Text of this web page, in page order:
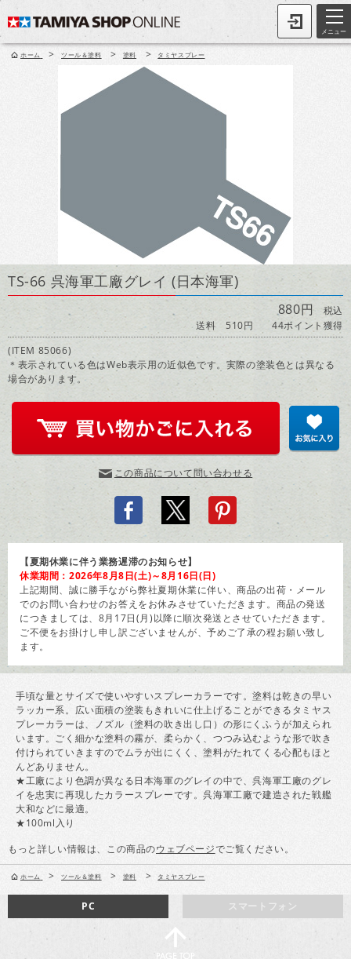
メニュー
ホーム > ツール＆塗料 > 塗料 > タミヤスプレー
TS-66 呉海軍工廠グレイ (日本海軍)
880円 税込
送料 510円
44ポイント獲得
(ITEM 85066)
＊表示されている色はWeb表示用の近似色です。実際の塗装色とは異なる
場合があります。
この商品について問い合わせる
【夏期休業に伴う業務遅滞のお知らせ】
休業期間：2026年8月8日(土)～8月16日(日)
上記期間、誠に勝手ながら弊社夏期休業に伴い、商品の出荷・メール
でのお問い合わせのお答えをお休みさせていただきます。商品の発送
につきましては、8月17日(月)以降に順次発送とさせていただきます。
ご不便をお掛けし申し訳ございませんが、予めご了承の程お願い致し
ます。
手頃な量とサイズで使いやすいスプレーカラーです。塗料は乾きの早い
ラッカー系。広い面積の塗装もきれいに仕上げることができるタミヤス
プレーカラーは、ノズル（塗料の吹き出し口）の形にくふうが加えられ
います。ごく細かな塗料の霧が、柔らかく、つつみ込むような形で吹き
付けられていきますのでムラが出にくく、塗料がたれてくる心配もほと
んどありません。
★工廠により色調が異なる日本海軍のグレイの中で、呉海軍工廠のグレ
イを忠実に再現したカラースプレーです。呉海軍工廠で建造された戦艦
大和などに最適。
★100ml入り
もっと詳しい情報は、この商品のウェブページでご覧ください。
ホーム > ツール＆塗料 > 塗料 > タミヤスプレー
スマートフォン
PC